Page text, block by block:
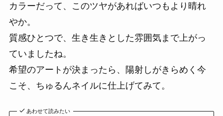
カラーだって、このツヤがあればいつもより晴れ
やか。
質感ひとつで、生き生きとした雰囲気まで上がっ
ていましたね。
希望のアートが決まったら、陽射しがきらめく今
こそ、ちゅるんネイルに仕上げてみて。
あわせて読みたい